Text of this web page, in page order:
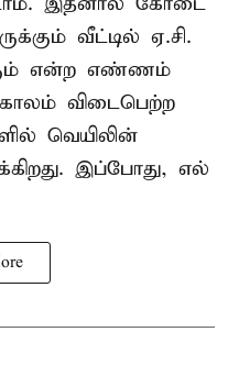
வீட்டில் ஏ.சி.
என்ற எண்ணம்
விடைபெற்ற
வெயிலின்
இப்போது, எல்